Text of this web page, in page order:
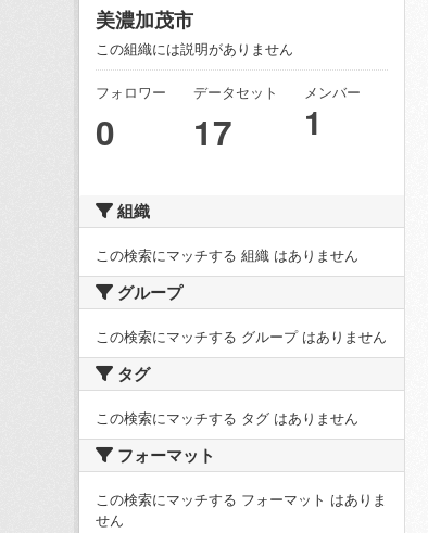
美濃加茂市
この組織には説明がありません
フォロワー
0
データセット
17
メンバー
1
組織
この検索にマッチする 組織 はありません
グループ
この検索にマッチする グループ はありません
タグ
この検索にマッチする タグ はありません
フォーマット
この検索にマッチする フォーマット はありま
せん